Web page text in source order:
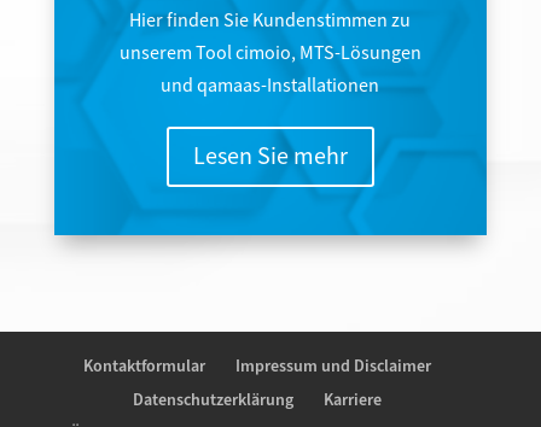
Hier finden Sie Kundenstimmen zu
unserem Tool cimoio, MTS-Lösungen
und qamaas-Installationen
Lesen Sie mehr
Kontaktformular
Impressum und Disclaimer
Datenschutzerklärung
Karriere